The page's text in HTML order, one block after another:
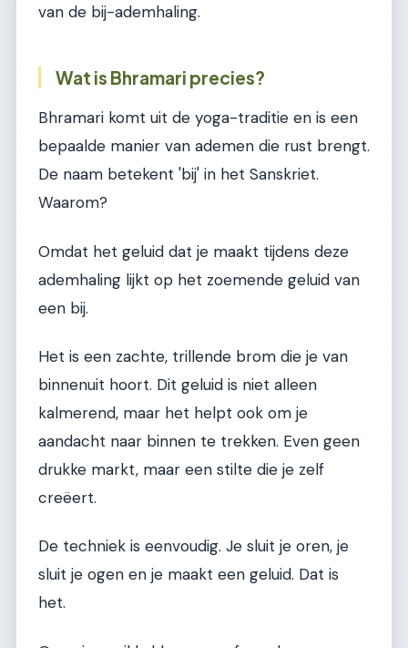
van de bij-ademhaling.
Wat is Bhramari precies?
Bhramari komt uit de yoga-traditie en is een
bepaalde manier van ademen die rust brengt.
De naam betekent 'bij' in het Sanskriet.
Waarom?
Omdat het geluid dat je maakt tijdens deze
ademhaling lijkt op het zoemende geluid van
een bij.
Het is een zachte, trillende brom die je van
binnenuit hoort. Dit geluid is niet alleen
kalmerend, maar het helpt ook om je
aandacht naar binnen te trekken. Even geen
drukke markt, maar een stilte die je zelf
creëert.
De techniek is eenvoudig. Je sluit je oren, je
sluit je ogen en je maakt een geluid. Dat is
het.